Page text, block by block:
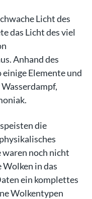
Licht des
das Licht des viel
Anhand des
Elemente und
die
waren noch nicht
in das
ein komplettes
Wolkentypen